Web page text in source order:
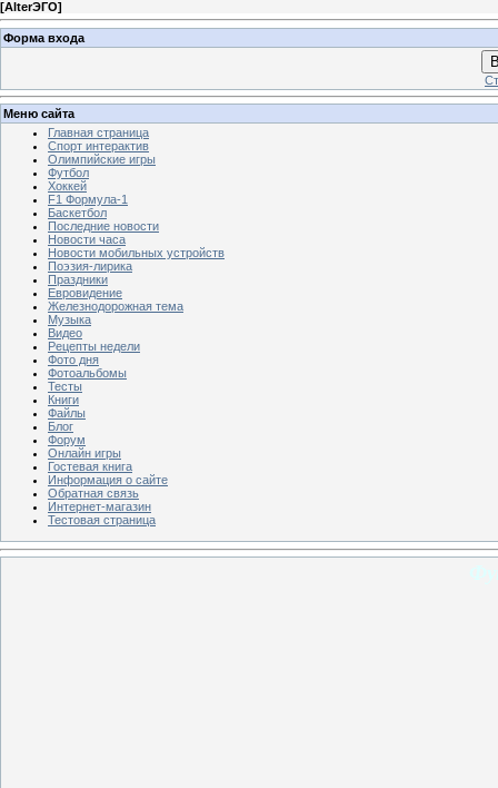
[AlterЭГО]
Форма входа
Меню сайта
Главная страница
Спорт интерактив
Олимпийские игры
Футбол
Хоккей
F1 Формула-1
Баскетбол
Последние новости
Новости часа
Новости мобильных устройств
Поэзия-лирика
Праздники
Евровидение
Железнодорожная тема
Музыка
Видео
Рецепты недели
Фото дня
Фотоальбомы
Тесты
Книги
Файлы
Блог
Форум
Онлайн игры
Гостевая книга
Информация о сайте
Обратная связь
Интернет-магазин
Тестовая страница